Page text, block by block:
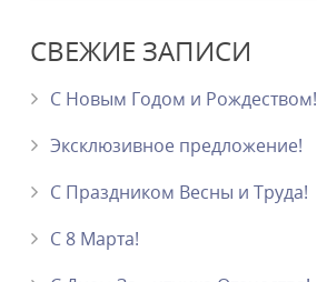
СВЕЖИЕ ЗАПИСИ
С Новым Годом и Рождеством!
Эксклюзивное предложение!
С Праздником Весны и Труда!
С 8 Марта!